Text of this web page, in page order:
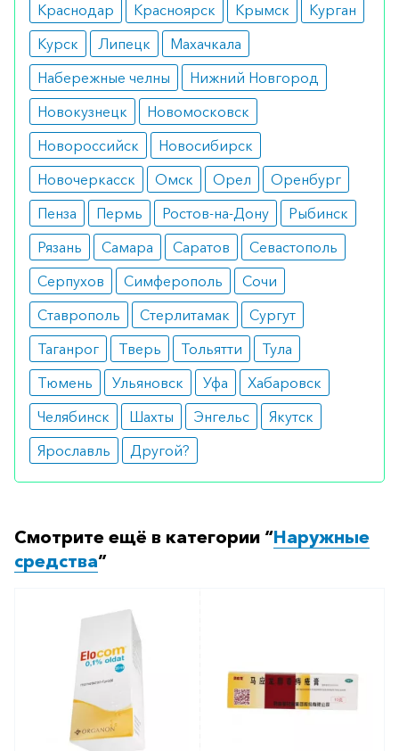
Краснодар
Красноярск Крымск
Курган
Курск
Липецк
Махачкала
Набережные челны
Нижний Новгород
Новокузнецк
Новомосковск
Новороссийск
Новосибирск
Новочеркасск
Омск Орел
Оренбург
Пенза
Пермь Ростов-на-Дону
Рыбинск
Рязань
Самара Саратов
Севастополь
Серпухов
Симферополь
Сочи
Ставрополь
Стерлитамак
Сургут
Таганрог
Тверь Тольятти
Тула
Тюмень
Ульяновск Уфа
Хабаровск
Челябинск
Шахты Энгельс
Якутск
Ярославль
Другой?
Смотрите ещё в категории “Наружные
средства”